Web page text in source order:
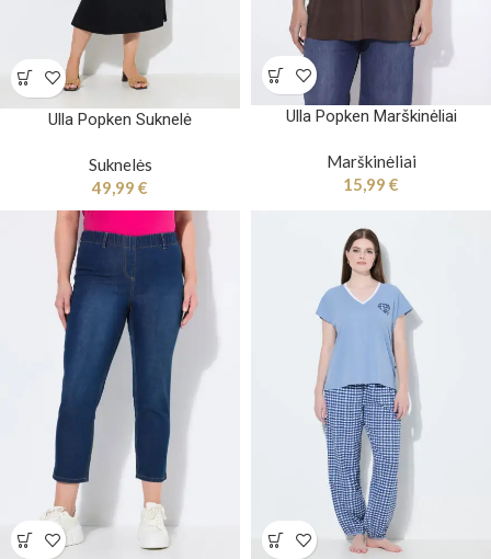
Ulla Popken Suknelė
Suknelės
49,99 €
Ulla Popken Marškinėliai
Marškinėliai
15,99 €